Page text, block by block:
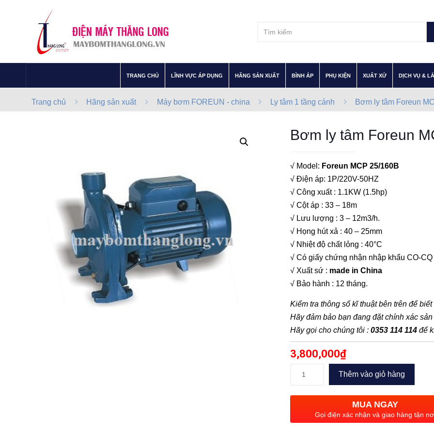
TRANG CHỦ LĨNH VỰC ÁP DỤNG HÃNG SẢN XUẤT BÌNH ÁP PHỤ KIỆN XUẤT XỨ– DỊCH VỤ &
Trang chủ Hãng sản xuất Máy bơm FOREUN - china Ly tâm 1 tầng cánh Bơm ly tâm Foreun
Bơm ly tâm Foreun
√ Model: Foreun MCP 25/160B
√ Điện áp: 1P/220V-50HZ
√ Công xuất : 1.1KW (1.5hp)
√ Cột áp : 33 – 18m
√ Lưu lượng : 3 – 12m3/h.
√ Họng hút xả : 40 – 25mm
√ Nhiệt độ chất lỏng : 40°C
√ Có giấy chứng nhận nhập khẩu CO-CQ
√ Xuất sứ : made in China
√ Bảo hành : 12 tháng.
Kiểm tra thông số kĩ thuật bên trên để
Hãy đảm bảo bạn đang đặt chính xác
Hãy gọi cho chúng tôi :0353 114 114 để
3,800,000₫
tâm
MCP
Thêm vào giỏ hàng
MUA NGAY
Gọi điện xác nhận và giao hàng tận